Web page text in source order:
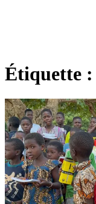
Étiquette :